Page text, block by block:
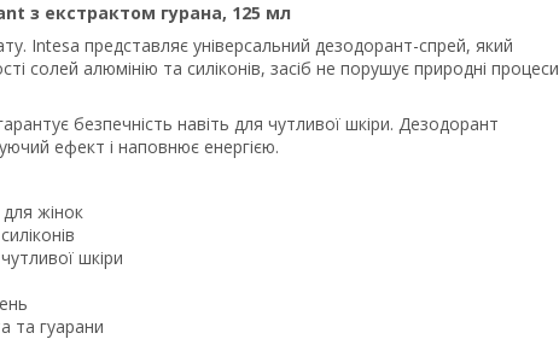
з екстрактом гурана, 125 мл
Intesa представляє універсальний дезодорант-спрей, який
солей алюмінію та силіконів, засіб не порушує природні процеси
безпечність навіть для чутливої шкіри. Дезодорант
ефект і наповнює енергією.
для жінок
шкіри
та гуарани